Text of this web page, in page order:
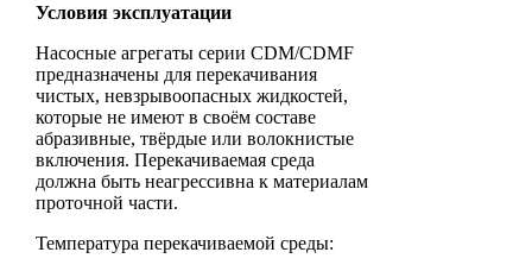
Условия эксплуатации
Насосные агрегаты серии CDM/CDMF
предназначены для перекачивания
чистых, невзрывоопасных жидкостей,
которые не имеют в своём составе
абразивные, твёрдые или волокнистые
включения. Перекачиваемая среда
должна быть неагрессивна к материалам
проточной части.
Температура перекачиваемой среды: